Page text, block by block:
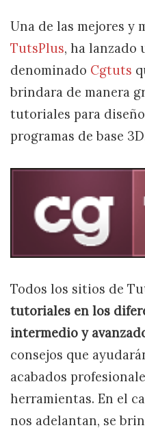
Una de las mejores y
TutsPlus, ha lanzado
denominado Cgtuts
brindara de manera
tutoriales para
programas de base
Todos los sitios de
tutoriales en los
intermedio y
consejos que
acabados
herramientas. En el
nos adelantan, se